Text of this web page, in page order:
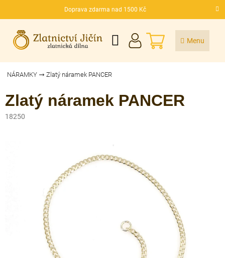
Doprava zdarma nad 1500 Kč
CZK
NÁKUPNÍ
KOŠÍK
NÁRAMKY Zlatý náramek PANCER
Zlatý náramek PANCER
18250